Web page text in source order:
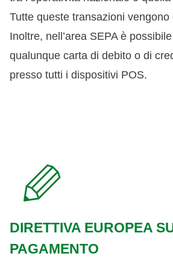
Tutte queste transazioni
Inoltre, nell’area SEPA è
qualunque carta di debito o di
presso tutti i dispositivi POS.
DIRETTIVA EUROPEA
PAGAMENTO